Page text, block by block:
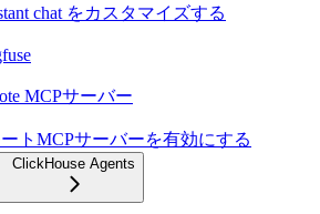
chat をカスタマイズする
MCPサーバー
ートMCPサーバーを有効にする
ClickHouse Agents